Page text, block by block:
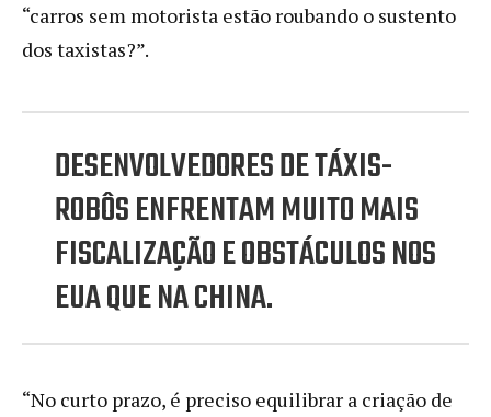
“carros sem motorista estão roubando o sustento
dos taxistas?”.
DESENVOLVEDORES DE TÁXIS-
ROBÔS ENFRENTAM MUITO MAIS
FISCALIZAÇÃO E OBSTÁCULOS NOS
EUA QUE NA CHINA.
“No curto prazo, é preciso equilibrar a criação de